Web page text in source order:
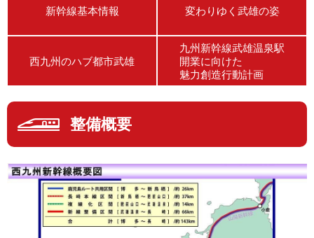
新幹線基本情報 変わりゆく武雄の姿
西九州のハブ都市武雄
九州新幹線武雄温泉駅
開業に向けた
魅力創造行動計画
整備概要